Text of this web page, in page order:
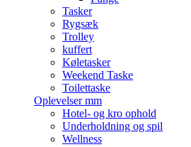
Tasker
Rygsæk
Trolley
kuffert
Køletasker
Weekend Taske
Toilettaske
Oplevelser mm
Hotel- og kro ophold
Underholdning og spil
Wellness